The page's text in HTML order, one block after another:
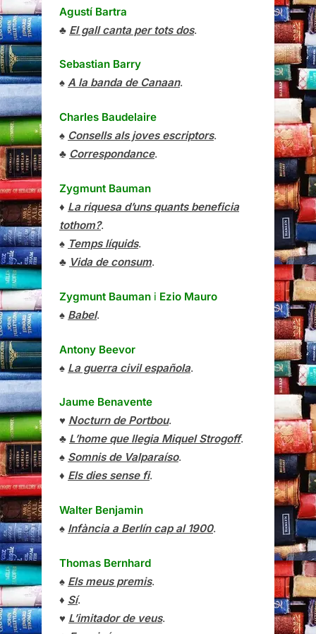
Agustí Bartra
♣ El gall canta per tots dos.
Sebastian Barry
♠ A la banda de Canaan.
Charles Baudelaire
♠ Consells als joves escriptors.
♣ Correspondance.
Zygmunt Bauman
♦ La riquesa d’uns quants beneficia
tothom?.
♠ Temps líquids.
♣ Vida de consum.
Zygmunt Bauman i Ezio Mauro
♠ Babel.
Antony Beevor
♠ La guerra civil española.
Jaume Benavente
♥ Nocturn de Portbou.
♣ L’home que llegia Miquel Strogoff.
♠ Somnis de Valparaíso.
♦ Els dies sense fi.
Walter Benjamin
♠ Infància a Berlín cap al 1900.
Thomas Bernhard
♠ Els meus premis.
♦ Sí.
♥ L’imitador de veus.